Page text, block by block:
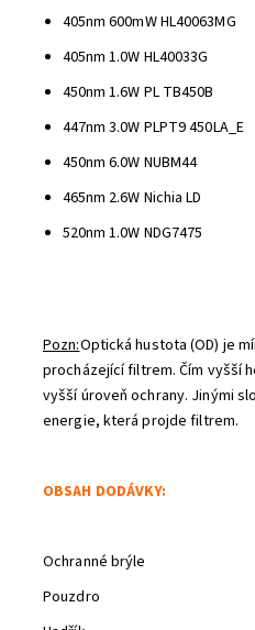
405nm 600mW HL40063MG
405nm 1.0W HL40033G
450nm 1.6W PL TB450B
447nm 3.0W PLPT9 450LA_E
450nm 6.0W NUBM44
465nm 2.6W Nichia LD
520nm 1.0W NDG7475
Pozn:Optická hustota (OD) je
procházející filtrem. Čím vyšší
vyšší úroveň ochrany. Jinými
energie, která projde filtrem.
OBSAH DODÁVKY:
Ochranné brýle
Pouzdro